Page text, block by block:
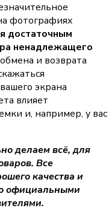
фотографиях
достаточным
ненадлежащего
и возврата
экрана
влияет
и, например, у вас
делаем всё, для
Все
качества и
официальными